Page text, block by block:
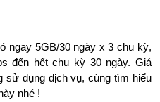
ngay 5GB/30 ngày x 3 chu kỳ,
đến hết chu kỳ 30 ngày. Giá
sử dụng dịch vụ, cùng tìm hiểu
nhé !